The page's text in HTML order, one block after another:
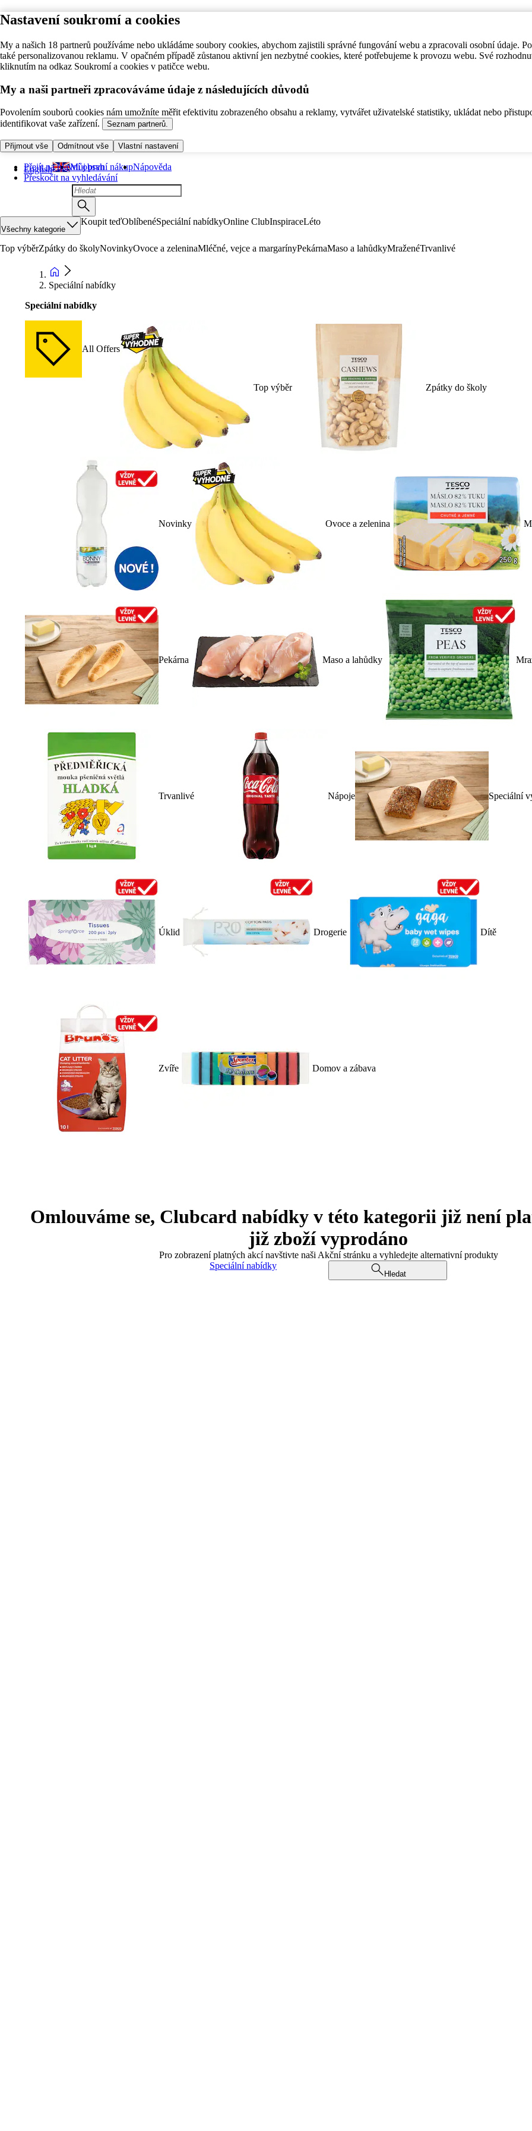
Nastavení soukromí a cookies
My a našich 18 partnerů používáme nebo ukládáme soubory cookies, abychom zajistili správné fungování webu a zpracovali osobní údaje.
také personalizovanou reklamu. V opačném případě zůstanou aktivní jen nezbytné cookies, které potřebujeme k provozu webu. Své
kliknutím na odkaz Soukromí a cookies v patičce webu.
My a naši partneři zpracováváme údaje z následujících důvodů
Povolením souborů cookies nám umožníte měřit efektivitu zobrazeného obsahu a reklamy, vytvářet uživatelské statistiky, ukládat nebo
identifikovat vaše zařízení.
Seznam partnerů.
Přijmout vše Odmítnout vše Vlastní nastavení
Přejít na hlavní obsah
Přeskočit na vyhledávání
English Můj první nákupNápověda
Všechny kategorie
Koupit teďOblíbenéSpeciální nabídkyOnline ClubInspiraceLéto
Top výběrZpátky do školyNovinkyOvoce a zeleninaMléčné, vejce a margarínyPekárnaMaso a lahůdkyMraženéTrvanlivé
Speciální nabídky
Speciální nabídky
All Offers
Top výběr Zpátky do školy
Novinky Ovoce a zelenina
Pekárna Maso a lahůdky
Trvanlivé Nápoje Speciální
Úklid Drogerie Dítě
Zvíře Domov a zábava
Omlouváme se, Clubcard nabídky v této kategorii již není
již zboží vyprodáno
Pro zobrazení platných akcí navštivte naši Akční stránku a vyhledejte alternativní produkty
Speciální nabídky
Hledat